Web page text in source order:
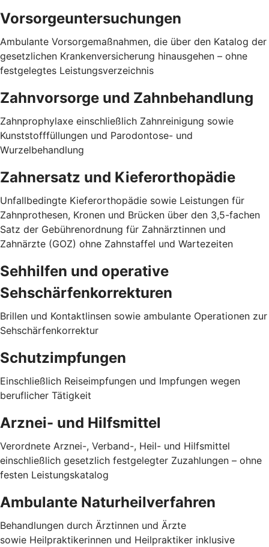
Vorsorgeuntersuchungen
Ambulante Vorsorgemaßnahmen, die über den Katalog der
gesetzlichen Krankenversicherung hinausgehen – ohne
festgelegtes Leistungsverzeichnis
Zahnvorsorge und Zahnbehandlung
Zahnprophylaxe einschließlich Zahnreinigung sowie
Kunststofffüllungen und Parodontose- und
Wurzelbehandlung
Zahnersatz und Kieferorthopädie
Unfallbedingte Kieferorthopädie sowie Leistungen für
Zahnprothesen, Kronen und Brücken über den 3,5-fachen
Satz der Gebührenordnung für Zahnärztinnen und
Zahnärzte (GOZ) ohne Zahnstaffel und Wartezeiten
Sehhilfen und operative
Sehschärfenkorrekturen
Brillen und Kontaktlinsen sowie ambulante Operationen zur
Sehschärfenkorrektur
Schutzimpfungen
Einschließlich Reiseimpfungen und Impfungen wegen
beruflicher Tätigkeit
Arznei- und Hilfsmittel
Verordnete Arznei-, Verband-, Heil- und Hilfsmittel
einschließlich gesetzlich festgelegter Zuzahlungen – ohne
festen Leistungskatalog
Ambulante Naturheilverfahren
Behandlungen durch Ärztinnen und Ärzte
sowie Heilpraktikerinnen und Heilpraktiker inklusive